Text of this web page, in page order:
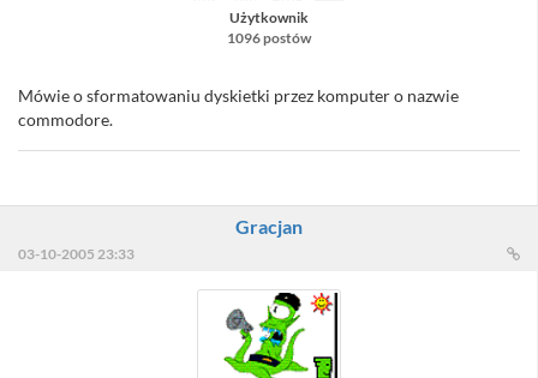
Użytkownik
1096 postów
Mówie o sformatowaniu dyskietki przez komputer o nazwie
commodore.
Gracjan
03-10-2005 23:33